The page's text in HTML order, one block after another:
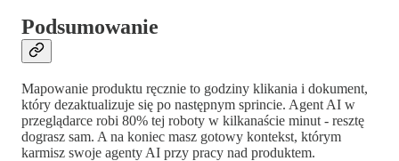
Podsumowanie
Mapowanie produktu ręcznie to godziny klikania i dokument,
który dezaktualizuje się po następnym sprincie. Agent AI w
przeglądarce robi 80% tej roboty w kilkanaście minut - resztę
dograsz sam. A na koniec masz gotowy kontekst, którym
karmisz swoje agenty AI przy pracy nad produktem.